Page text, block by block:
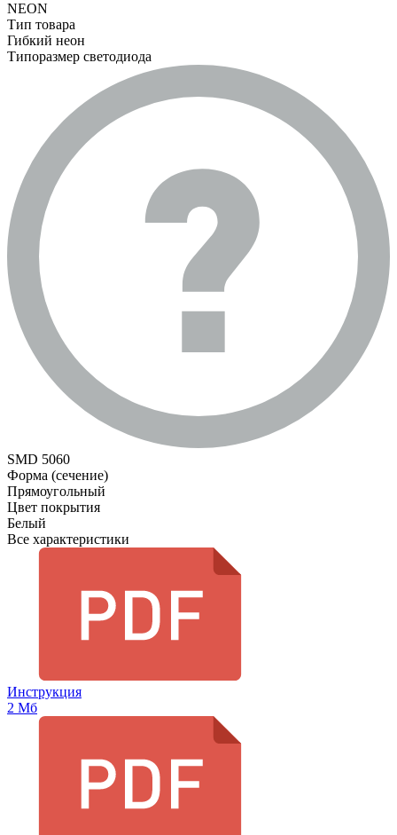
NEON
Тип товара
Гибкий неон
Типоразмер светодиода
SMD 5060
Форма (сечение)
Прямоугольный
Цвет покрытия
Белый
Все характеристики
Инструкция
2 Мб